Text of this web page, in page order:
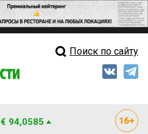
Свежий выпускПоиск по сайту
€ 94,0585